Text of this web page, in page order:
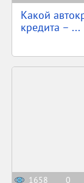
Какой
кредита – ...
1658 0